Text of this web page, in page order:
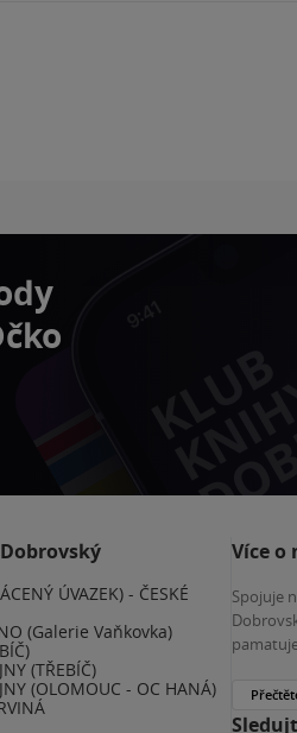
ÚVAZEK) - ČESKÉ
(Galerie Vaňkovka)
(TŘEBÍČ)
(OLOMOUC - OC HANÁ)
Více o
Spojuje